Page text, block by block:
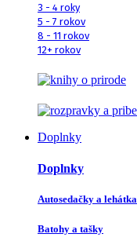
3 - 4 roky
5 - 7 rokov
8 - 11 rokov
12+ rokov
Doplnky
Doplnky
Autosedačky a lehátka
Batohy a tašky